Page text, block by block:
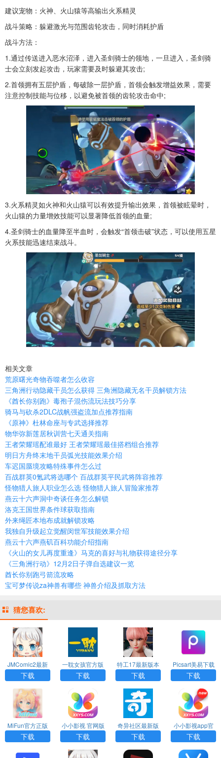
建议宠物：火神、火山猿等高输出火系精灵
战斗策略：躲避激光与范围齿轮攻击，同时消耗护盾
战斗方法：
1.通过传送进入恶水沼泽，进入圣剑骑士的领地，一旦进入，圣剑骑
士会立刻发起攻击，玩家需要及时躲避其攻击;
2.首领拥有五层护盾，每破除一层护盾，首领会触发增益效果，需要
注意控制技能与位移，以避免被首领的齿轮攻击命中;
3.火系精灵如火神和火山猿可以有效提升输出效果，首领被眩晕时，
火山猿的力量增效技能可以显著降低首领的血量;
4.圣剑骑士的血量降至半血时，会触发“首领击破”状态，可以使用五星
火系技能迅速结束战斗。
相关文章
荒原曙光奇物吞噬者怎么收容
三角洲行动隐藏干员怎么获得 三角洲隐藏无名干员解锁方法
《酋长你别跑》毒孢子混伤流玩法技巧分享
骑马与砍杀2DLC战帆强盗流加点推荐指南
《原神》杜林命座与专武选择推荐
物华弥新莲居秋训营七天通关指南
王者荣耀瑶配谁最好 王者荣耀瑶最佳搭档组合推荐
明日方舟终末地干员弧光技能效果介绍
车迟国蜃境攻略特殊事件怎么过
百战群英0氪武将选哪个 百战群英平民武将阵容推荐
怪物猎人旅人职业怎么选 怪物猎人旅人冒险家推荐
燕云十六声洞中奇谈任务怎么解锁
洛克王国世界条件球获取指南
外来绳匠本地布成就解锁攻略
我独自升级起立觉醒闵世军技能效果介绍
燕云十六声燕矶百科功能介绍指南
《火山的女儿再度重逢》马克的喜好与礼物获得途径分享
《三角洲行动》12月2日子弹自选建议一览
酋长你别跑弓箭流攻略
宝可梦传说za神兽有哪些 神兽介绍及抓取方法
猜您喜欢:
JMComic2最新
安装包
下载
一耽女孩官方版
下载漫画安装
下载
特工17最新版本
24.8下载
下载
Picsart美易下载
正版免费中文版
下载
MiFun官方正版
下载
小小影视 官网版
下载2026
下载
奇异社区最新版
本
下载
小小影视app官
方版下载
下载